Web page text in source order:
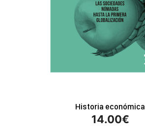
Historia económica
14.00€